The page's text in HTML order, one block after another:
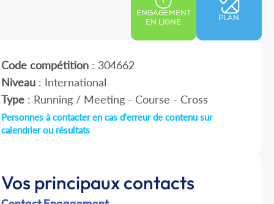
ENGAGEMENT
EN LIGNE
PLAN
Code compétition: 304662
Niveau: International
Type: Running / Meeting - Course - Cross
Personnes à contacter en cas d'erreur de contenu sur
calendrier ou résultats
Vos principaux contacts